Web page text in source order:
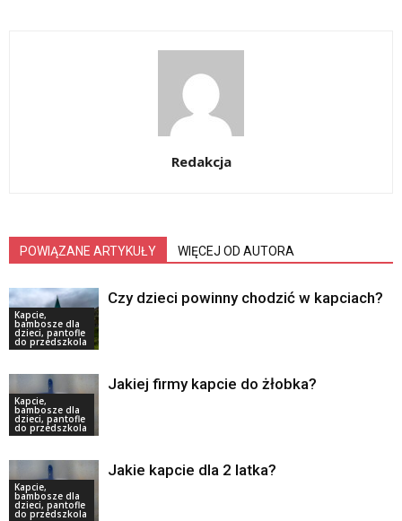
Redakcja
POWIĄZANE ARTYKUŁY WIĘCEJ OD AUTORA
Kapcie,
bambosze dla
dzieci, pantofle
do przedszkola
Czy dzieci powinny chodzić w kapciach?
Kapcie,
bambosze dla
dzieci, pantofle
do przedszkola
Jakiej firmy kapcie do żłobka?
Kapcie,
bambosze dla
dzieci, pantofle
do przedszkola
Jakie kapcie dla 2 latka?